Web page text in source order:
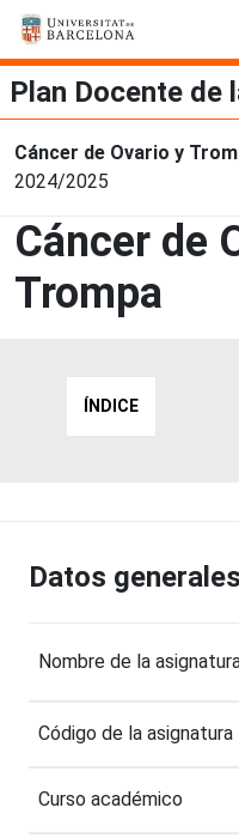
Plan Docente de
Cáncer de Ovario y
2024/2025
Cáncer de
Trompa
ÍNDICE
Datos generales
Nombre de la
Código de la asignatura
Curso académico